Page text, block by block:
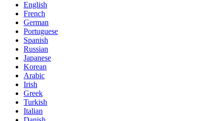
English
French
German
Portuguese
Spanish
Russian
Japanese
Korean
Arabic
Irish
Greek
Turkish
Italian